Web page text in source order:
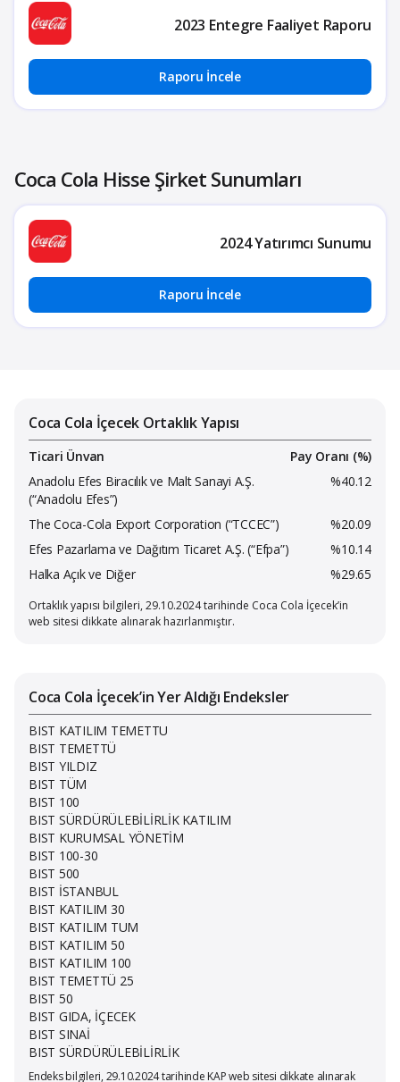
2023 Entegre Faaliyet Raporu
Raporu İncele
Coca Cola Hisse Şirket Sunumları
2024 Yatırımcı Sunumu
Raporu İncele
Coca Cola İçecek Ortaklık Yapısı
Ticari Ünvan
Pay Oranı (%)
Anadolu Efes Biracılık ve Malt Sanayi A.Ş.
(“Anadolu Efes”)
%40.12
The Coca-Cola Export Corporation (“TCCEC”)
%20.09
Efes Pazarlama ve Dağıtım Ticaret A.Ş. (“Efpa”)
%10.14
Halka Açık ve Diğer
%29.65
Ortaklık yapısı bilgileri, 29.10.2024 tarihinde Coca Cola İçecek’in
web sitesi dikkate alınarak hazırlanmıştır.
Coca Cola İçecek’in Yer Aldığı Endeksler
BIST KATILIM TEMETTU
BIST TEMETTÜ
BIST YILDIZ
BIST TÜM
BIST 100
BIST SÜRDÜRÜLEBİLİRLİK KATILIM
BIST KURUMSAL YÖNETİM
BIST 100-30
BIST 500
BIST İSTANBUL
BIST KATILIM 30
BIST KATILIM TUM
BIST KATILIM 50
BIST KATILIM 100
BIST TEMETTÜ 25
BIST 50
BIST GIDA, İÇECEK
BIST SINAİ
BIST SÜRDÜRÜLEBİLİRLİK
Endeks bilgileri, 29.10.2024 tarihinde KAP web sitesi dikkate alınarak